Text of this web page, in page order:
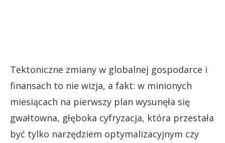
Tektoniczne zmiany w globalnej gospodarce i
finansach to nie wizja, a fakt: w minionych
miesiącach na pierwszy plan wysunęła się
gwałtowna, głęboka cyfryzacja, która przestała
być tylko narzędziem optymalizacyjnym czy